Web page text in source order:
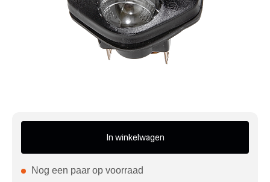
Porsche informatie
In winkelwagen
Nog een paar op voorraad